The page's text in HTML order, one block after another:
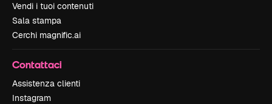
Vendi i tuoi contenuti
Sala stampa
Cerchi magnific.ai
Contattaci
Assistenza clienti
Instagram